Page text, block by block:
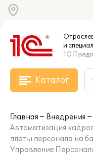
и
Каталог
Главная
Внедрения
Автоматизация
платы персонала на
Управление